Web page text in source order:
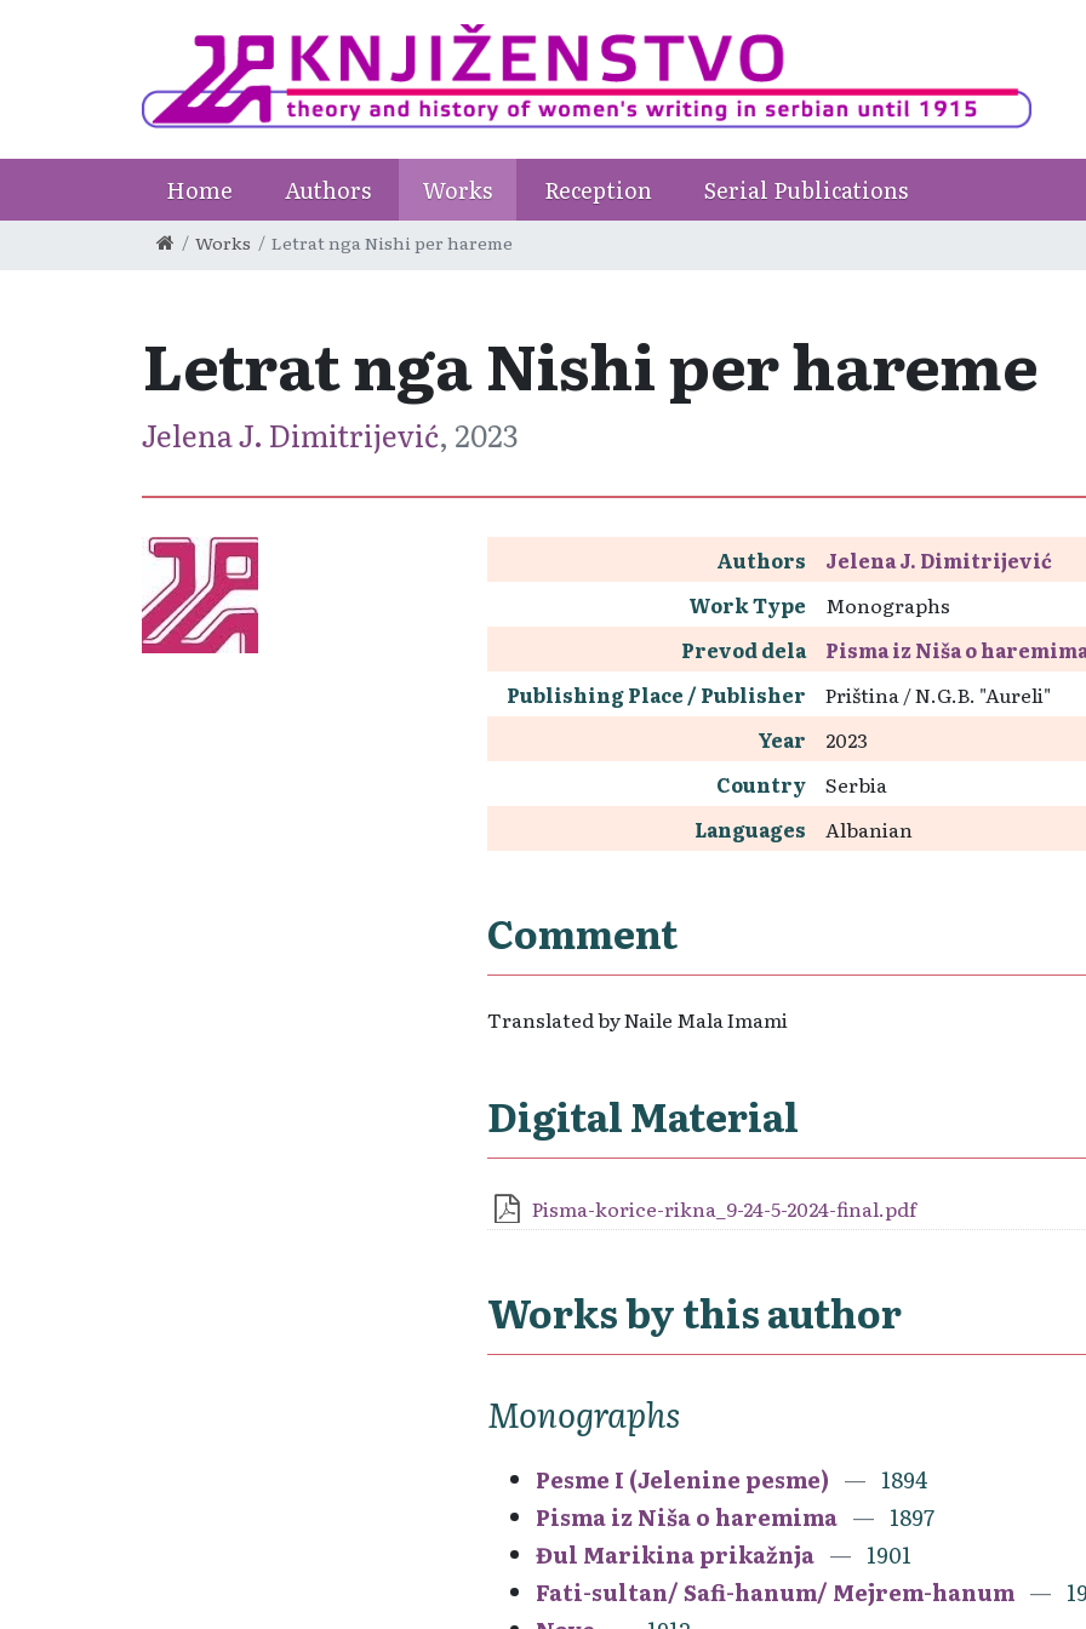
Home Authors Works Reception Serial Publications
Works Letrat nga Nishi per hareme
Letrat nga Nishi per hareme
Jelena J. Dimitrijević, 2023
Authors
Jelena J. Dimitrijević
Work Type
Monographs
Prevod dela
Pisma iz Niša o
Publishing Place / Publisher
Priština / N.G.B. "Aureli"
Year
2023
Country
Serbia
Languages
Albanian
Comment
Translated by Naile Mala Imami
Digital Material
Pisma-korice-rikna_9-24-5-2024-final.pdf
Works by this author
Monographs
Pesme I (Jelenine pesme)
1894
Pisma iz Niša o haremima
1897
Đul Marikina prikažnja
1901
Fati-sultan/ Safi-hanum/ Mejrem-hanum